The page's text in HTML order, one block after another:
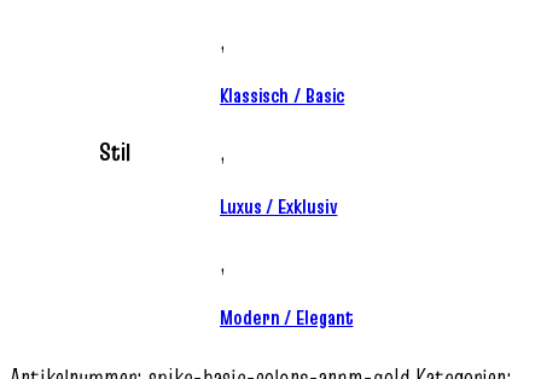
Stil
,
Klassisch / Basic
,
Luxus / Exklusiv
,
Modern / Elegant